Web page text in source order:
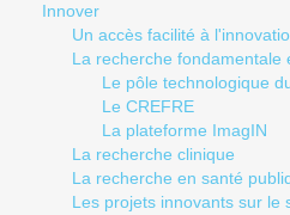
Innover
Un accès facilité à
La recherche fondamentale
Le pôle technologique
Le CREFRE
La plateforme ImagIN
La recherche clinique
La recherche en santé
Les projets innovants sur le